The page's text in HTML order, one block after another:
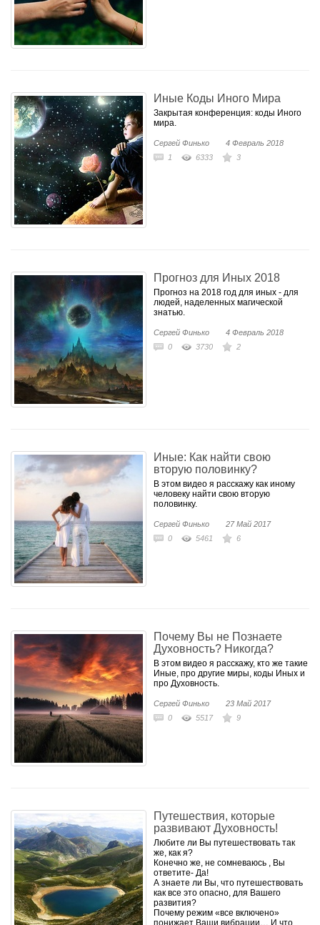
Иные Коды Иного Мира
Закрытая конференция: коды Иного
мира.
Сергей Финько
4 Февраль 2018
1
6333 3
Прогноз для Иных 2018
Прогноз на 2018 год для иных - для
людей, наделенных магической
знатью.
Сергей Финько
4 Февраль 2018
0
3730 2
Иные: Как найти свою
вторую половинку?
В этом видео я расскажу как иному
человеку найти свою вторую
половинку.
Сергей Финько
27 Май 2017
0
5461 6
Почему Вы не Познаете
Духовность? Никогда?
В этом видео я расскажу, кто же такие
Иные, про другие миры, коды Иных и
про Духовность.
Сергей Финько
23 Май 2017
0
5517 9
Путешествия, которые
развивают Духовность!
Любите ли Вы путешествовать так
же, как я?
Конечно же, не сомневаюсь , Вы
ответите- Да!
А знаете ли Вы, что путешествовать
как все это опасно, для Вашего
развития?
Почему режим «все включено»
понижает Ваши вибрации… И что